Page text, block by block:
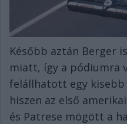
Később aztán Berger
miatt, így a pódiumra
felállhatott egy kisebb
hiszen az első
és Patrese mögött a